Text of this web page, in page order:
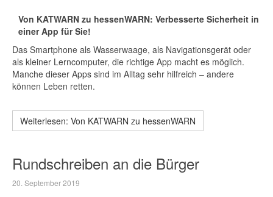
Von KATWARN zu hessenWARN: Verbesserte Sicherheit in
einer App für Sie!
Das Smartphone als Wasserwaage, als Navigationsgerät oder
als kleiner Lerncomputer, die richtige App macht es möglich.
Manche dieser Apps sind im Alltag sehr hilfreich – andere
können Leben retten.
Weiterlesen: Von KATWARN zu hessenWARN
Rundschreiben an die Bürger
20. September 2019